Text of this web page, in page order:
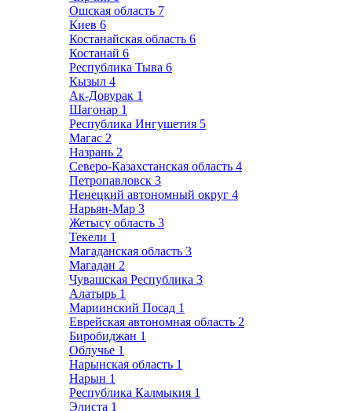
Ошская область 7
Киев 6
Костанайская область 6
Костанай 6
Республика Тыва 6
Кызыл 4
Ак-Довурак 1
Шагонар 1
Республика Ингушетия 5
Магас 2
Назрань 2
Северо-Казахстанская область 4
Петропавловск 3
Ненецкий автономный округ 4
Нарьян-Мар 3
Жетысу область 3
Текели 1
Магаданская область 3
Магадан 2
Чувашская Республика 3
Алатырь 1
Мариинский Посад 1
Еврейская автономная область 2
Биробиджан 1
Облучье 1
Нарынская область 1
Нарын 1
Республика Калмыкия 1
Элиста 1